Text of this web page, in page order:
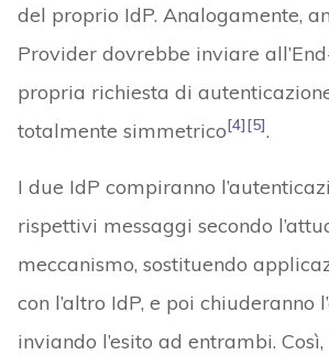
del proprio IdP. Analogamente,
Provider dovrebbe inviare
propria richiesta di
totalmente simmetrico[4][5].
I due IdP compiranno
rispettivi messaggi secondo
meccanismo, sostituendo
con l’altro IdP, e poi chiuderanno
inviando l’esito ad entrambi.